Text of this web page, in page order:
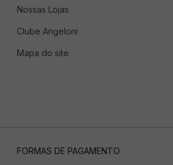
Nossas Lojas
Clube Angeloni
Mapa do site
FORMAS DE PAGAMENTO